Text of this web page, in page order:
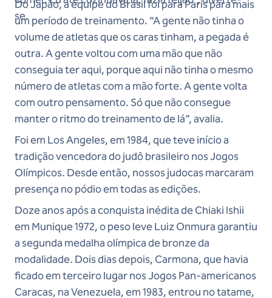
se.
Do Japão, a equipe do Brasil foi para Paris para mais
um período de treinamento. “A gente não tinha o
volume de atletas que os caras tinham, a pegada é
outra. A gente voltou com uma mão que não
conseguia ter aqui, porque aqui não tinha o mesmo
número de atletas com a mão forte. A gente volta
com outro pensamento. Só que não consegue
manter o ritmo do treinamento de lá”, avalia.
Foi em Los Angeles, em 1984, que teve início a
tradição vencedora do judô brasileiro nos Jogos
Olímpicos. Desde então, nossos judocas marcaram
presença no pódio em todas as edições.
Doze anos após a conquista inédita de Chiaki Ishii
em Munique 1972, o peso leve Luiz Onmura garantiu
a segunda medalha olímpica de bronze da
modalidade. Dois dias depois, Carmona, que havia
ficado em terceiro lugar nos Jogos Pan-americanos
Caracas, na Venezuela, em 1983, entrou no tatame,